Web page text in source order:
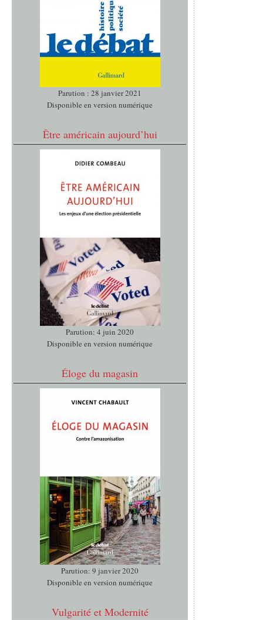
Parution : 28 janvier 2021
Disponible en version numérique
Être américain aujourd’hui
Parution: 4 juin 2020
Disponible en version numérique
Éloge du magasin
Parution: 9 janvier 2020
Disponible en version numérique
Vulgarité et Modernité